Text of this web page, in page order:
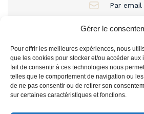
Gérer le
Pour offrir les meilleures expériences, nous
que les cookies pour stocker et/ou accéder aux
fait de consentir à ces technologies nous
telles que le comportement de navigation ou
de ne pas consentir ou de retirer son
sur certaines caractéristiques et fonctions.
L'immobilier à
L'immobilier à
Vous
Par email